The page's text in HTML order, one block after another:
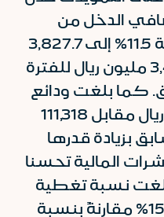
صافي الدخل من
التمويل والاستثمار بنسبة 11.5% إلى 3,827.7
مليون ريال، مقابل 3,433.6 مليون ريال للفترة
كما بلغت ودائع
العملاء 116,651.9 مليون ريال مقابل 111,318
بزيادة قدرها
المالية تحسنا
بلغت نسبة تغطية
القروض غير العاملة 156.8% مقارنةً بنسبة